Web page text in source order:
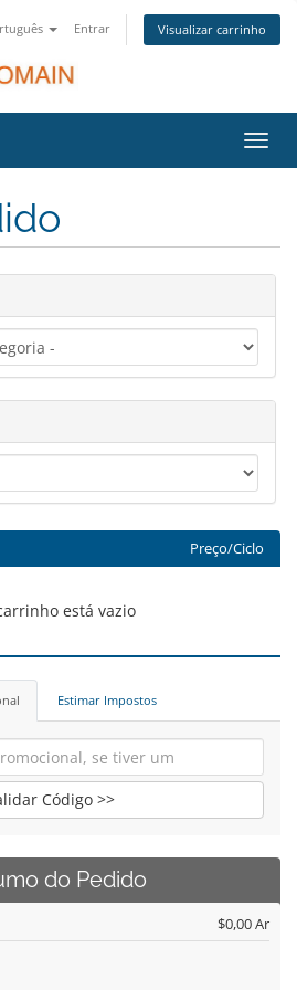
Entrar Visualizar carrinho
Preço/Ciclo
está vazio
Estimar Impostos
Código >>
do Pedido
$0,00 Ar